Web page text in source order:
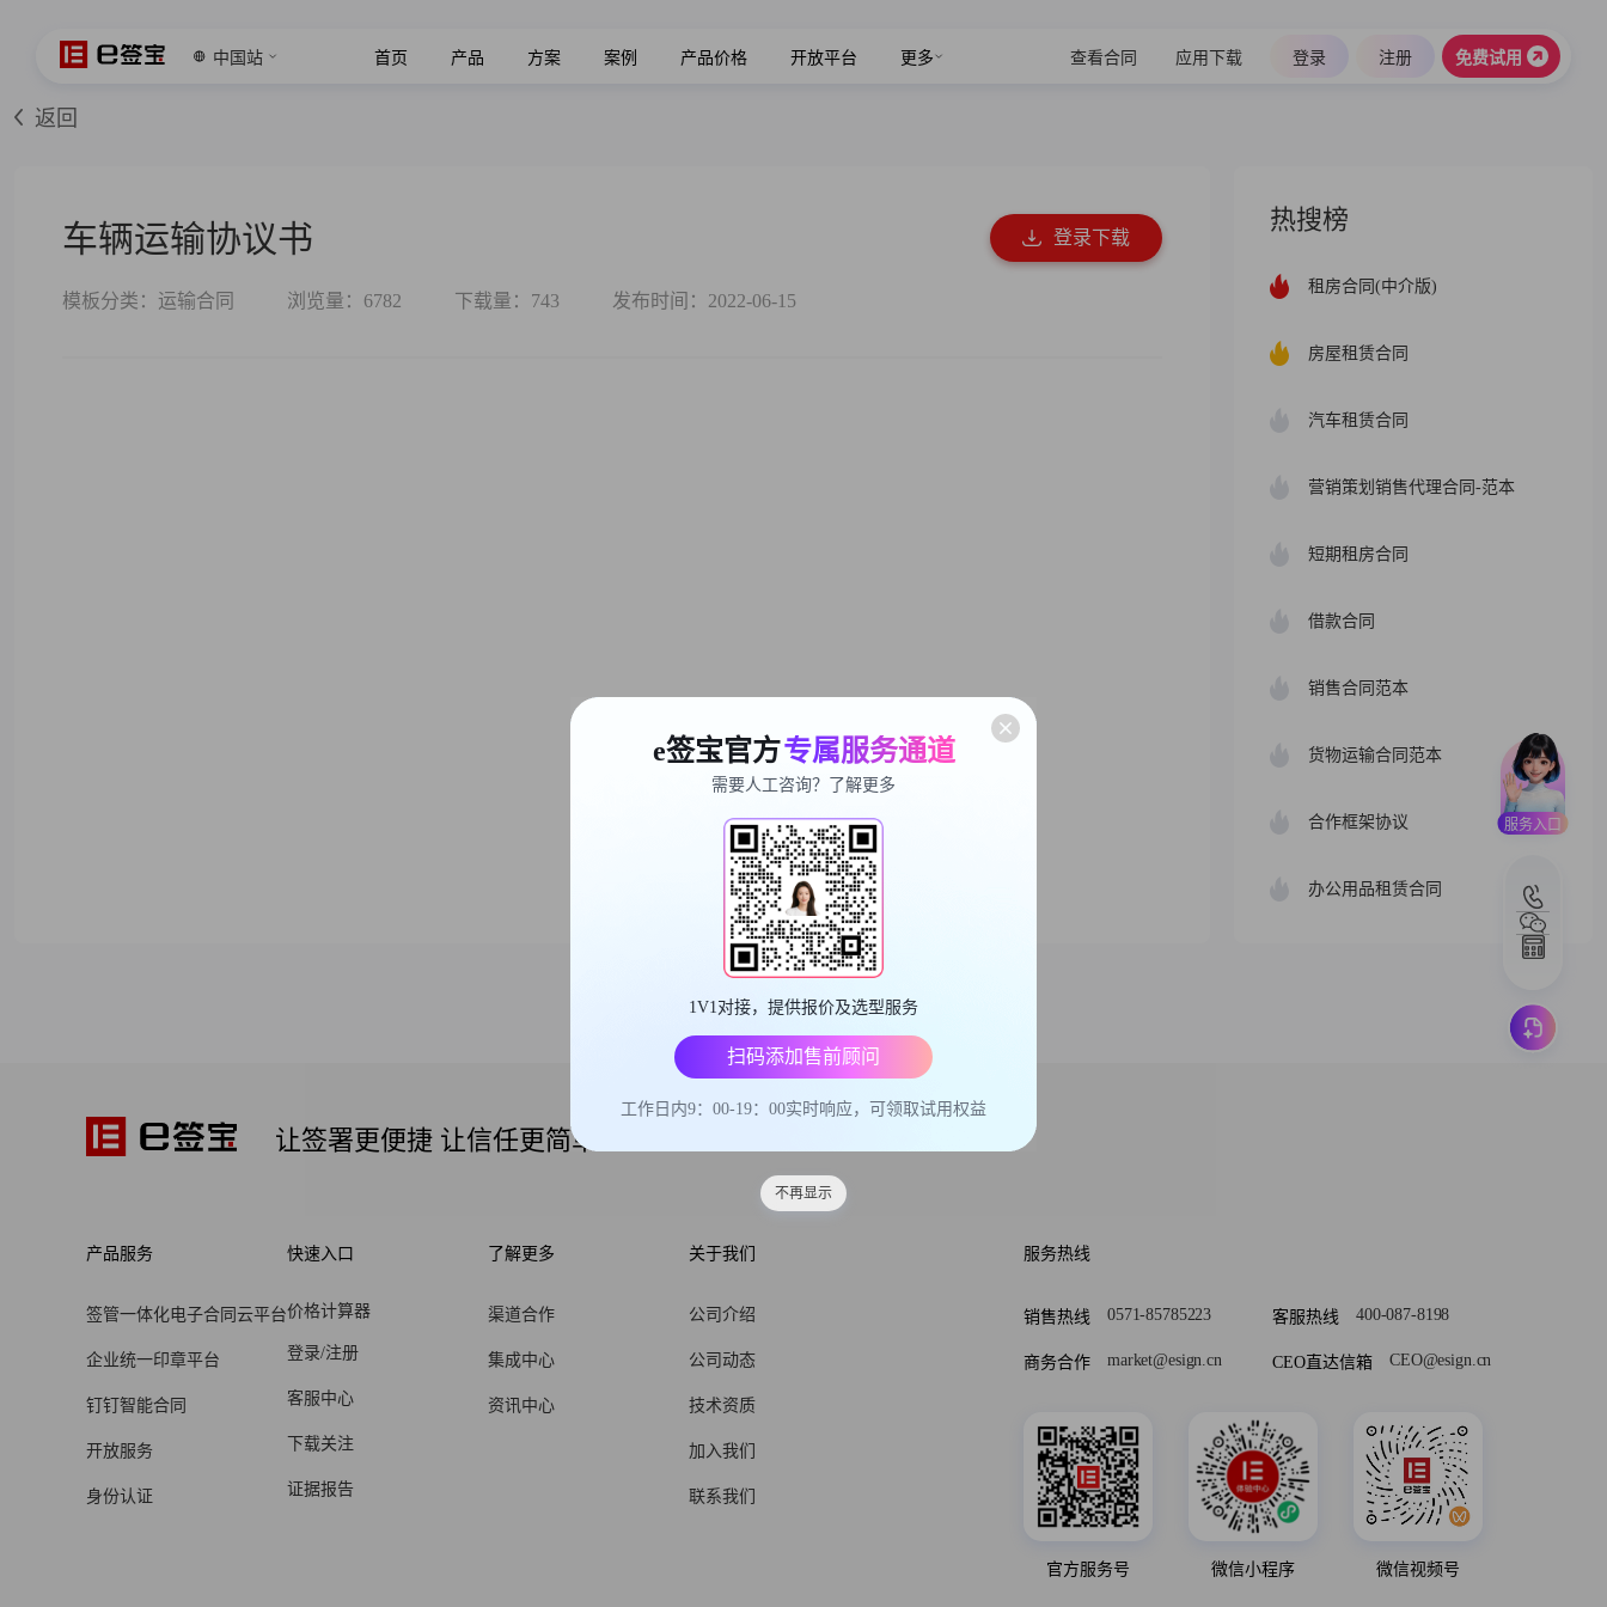
中国站 首页 产品 方案 案例 产品价格 开放平台 更多 查看合同 应用下载 登录 注册 免费试用
返回
车辆运输协议书 登录下载
模板分类：运输合同 浏览量：6782 下载量：743 发布时间：2022-06-15
热搜榜
租房合同(中介版)
房屋租赁合同
汽车租赁合同
营销策划销售代理合同-范本
短期租房合同
借款合同
销售合同范本
货物运输合同范本
合作框架协议
办公用品租赁合同
服务入口
让签署更便捷 让信任更简单
产品服务
签管一体化电子合同云平台
企业统一印章平台
钉钉智能合同
开放服务
身份认证
快速入口
价格计算器
登录/注册
客服中心
下载关注
证据报告
了解更多
渠道合作
集成中心
资讯中心
关于我们
公司介绍
公司动态
技术资质
加入我们
联系我们
服务热线
销售热线 0571-85785223 客服热线 400-087-8198
商务合作 market@esign.cn CEO直达信箱 CEO@esign.cn
官方服务号 微信小程序 微信视频号
e签宝官方专属服务通道
需要人工咨询？了解更多
1V1对接，提供报价及选型服务
扫码添加售前顾问
工作日内9：00-19：00实时响应，可领取试用权益
不再显示